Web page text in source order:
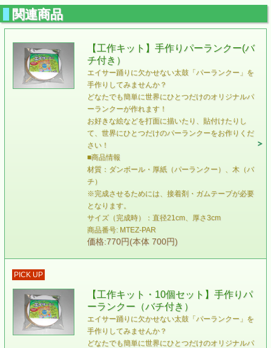
関連商品
【工作キット】手作りパーランクー(バ
チ付き）
エイサー踊りに欠かせない太鼓「パーランクー」を
手作りしてみませんか？
どなたでも簡単に世界にひとつだけのオリジナルパ
ーランクーが作れます！
お好きな絵などを打面に描いたり、貼付けたりし
て、世界にひとつだけのパーランクーをお作りくだ
さい！
■商品情報
材質：ダンボール・厚紙（パーランクー）、木（バ
チ）
※完成させるためには、接着剤・ガムテープが必要
となります。
サイズ（完成時）：直径21cm、厚さ3cm
商品番号: MTEZ-PAR
価格:770円(本体 700円)
PICK UP
【工作キット・10個セット】手作りパ
ーランクー（バチ付き）
エイサー踊りに欠かせない太鼓「パーランクー」を
手作りしてみませんか？
どなたでも簡単に世界にひとつだけのオリジナルパ